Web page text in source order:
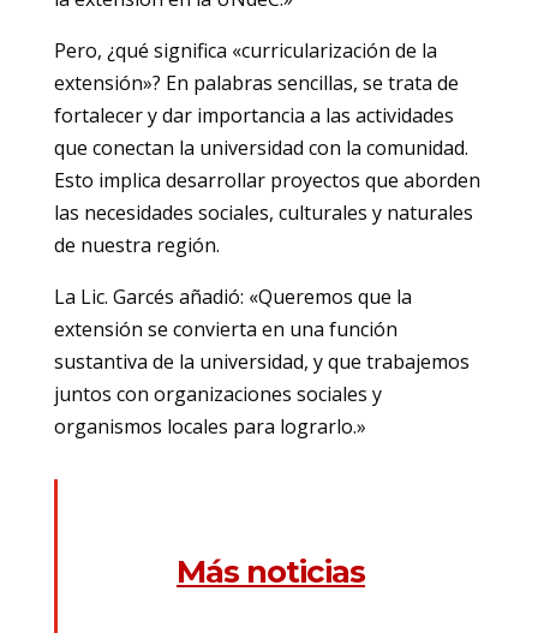
Pero, ¿qué significa «curricularización de la
extensión»? En palabras sencillas, se trata de
fortalecer y dar importancia a las actividades
que conectan la universidad con la comunidad.
Esto implica desarrollar proyectos que aborden
las necesidades sociales, culturales y naturales
de nuestra región.
La Lic. Garcés añadió: «Queremos que la
extensión se convierta en una función
sustantiva de la universidad, y que trabajemos
juntos con organizaciones sociales y
organismos locales para lograrlo.»
Más noticias